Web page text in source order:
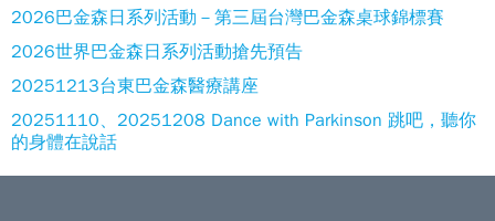
2026巴金森日系列活動－第三屆台灣巴金森桌球錦標賽
2026世界巴金森日系列活動搶先預告
20251213台東巴金森醫療講座
20251110、20251208 Dance with Parkinson 跳吧，聽你
的身體在說話